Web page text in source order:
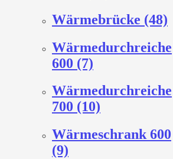
Wärmebrücke (48)
Wärmedurchreiche
600 (7)
Wärmedurchreiche
700 (10)
Wärmeschrank 600
(9)